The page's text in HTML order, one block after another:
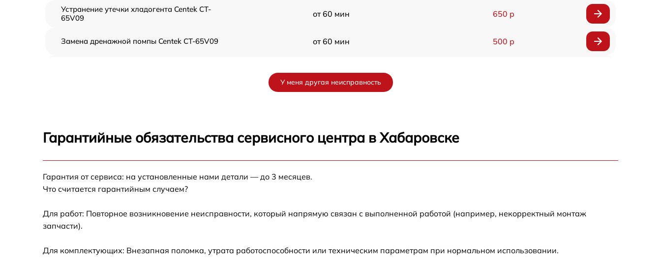
Устранение утечки хладогента Centek CT-
65V09
от 60 мин 650 р
Замена дренажной помпы Centek CT-65V09 от 60 мин 500 р
У меня другая неисправность
Гарантийные обязательства сервисного центра в Хабаровске
Гарантия от сервиса: на установленные нами детали — до 3 месяцев.
Что считается гарантийным случаем?
Для работ: Повторное возникновение неисправности, который напрямую связан с выполненной работой (например, некорректный монтаж
запчасти).
Для комплектующих: Внезапная поломка, утрата работоспособности или техническим параметрам при нормальном использовании.